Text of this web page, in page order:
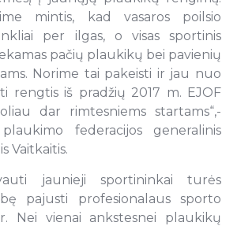
mintis, kad vasaros poilsio
per ilgas, o visas sportinis
pačių plaukikų bei pavienių
Norime tai pakeisti ir jau nuo
rengtis iš pradžių 2017 m. EJOF
dar rimtesniems startams“,-
federacijos generalinis
Vaitkaitis.
jaunieji sportininkai turės
pajusti profesionalaus sporto
Nei vienai ankstesnei plaukikų